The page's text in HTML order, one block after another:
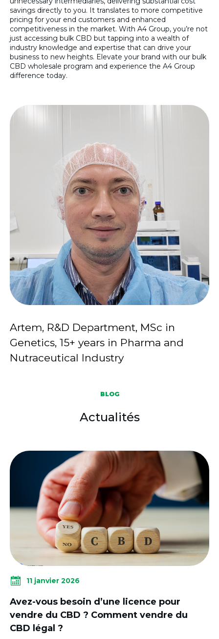
savings directly to you. It translates to more competitive
pricing for your end customers and enhanced
competitiveness in the market. With A4 Group, you’re not
just accessing bulk CBD but tapping into a wealth of
industry knowledge and expertise that can drive your
business to new heights. Elevate your brand with our bulk
CBD wholesale program and experience the A4 Group
difference today.
Artem, R&D Department, MSc in
Genetics, 15+ years in Pharma and
Nutraceutical Industry
BLOG
Actualités
11 janvier 2026
Avez-vous besoin d’une licence pour
vendre du CBD ? Comment vendre du
CBD légal ?